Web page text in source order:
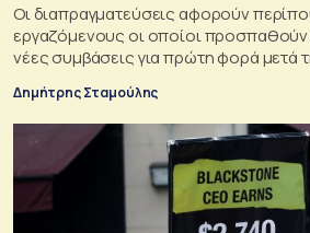
Οι διαπραγματεύσεις αφορούν
εργαζόμενους οι οποίοι
νέες συμβάσεις για πρώτη φορά μετά
Δημήτρης Σταμούλης